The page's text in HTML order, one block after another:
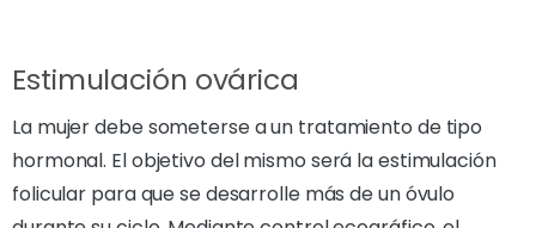
Estimulación ovárica
La mujer debe someterse a un tratamiento de tipo
hormonal. El objetivo del mismo será la estimulación
folicular para que se desarrolle más de un óvulo